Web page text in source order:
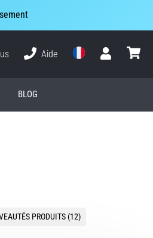
Aide
BLOG
PRODUITS (12)